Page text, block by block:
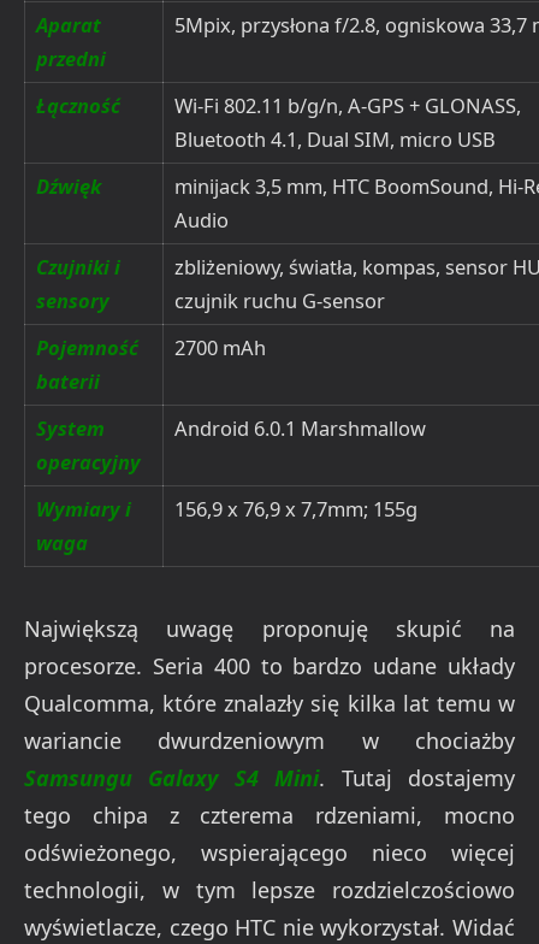
Aparat
przedni
5Mpix, przysłona f/2.8, ogniskowa 33,7
Łączność
Wi-Fi 802.11 b/g/n, A-GPS + GLONASS,
Bluetooth 4.1, Dual SIM, micro USB
Dźwięk
minijack 3,5 mm, HTC BoomSound, Hi-
Audio
Czujniki i
sensory
zbliżeniowy, światła, kompas, sensor
czujnik ruchu G-sensor
Pojemność
baterii
2700 mAh
System
operacyjny
Android 6.0.1 Marshmallow
Wymiary i
waga
156,9 x 76,9 x 7,7mm; 155g
Największą uwagę proponuję skupić na
procesorze. Seria 400 to bardzo udane układy
Qualcomma, które znalazły się kilka lat temu w
wariancie dwurdzeniowym w chociażby
Samsungu Galaxy S4 Mini. Tutaj dostajemy
tego chipa z czterema rdzeniami, mocno
odświeżonego, wspierającego nieco więcej
technologii, w tym lepsze rozdzielczościowo
wyświetlacze, czego HTC nie wykorzystał. Widać